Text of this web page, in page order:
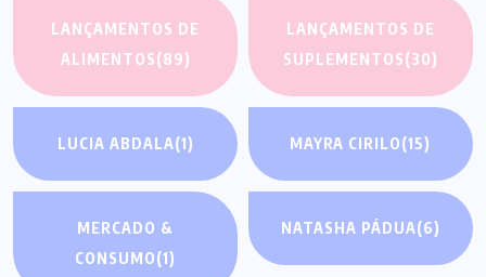
LANÇAMENTOS DE
ALIMENTOS(89)
LANÇAMENTOS DE
SUPLEMENTOS(30)
LUCIA ABDALA(1) MAYRA CIRILO(15)
MERCADO &
CONSUMO(1)
NATASHA PÁDUA(6)